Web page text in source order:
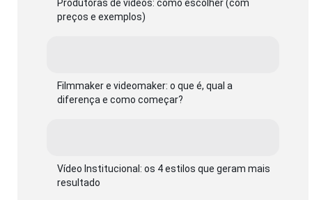
Produtoras de vídeos: como escolher (com
preços e exemplos)
Filmmaker e videomaker: o que é, qual a
diferença e como começar?
Vídeo Institucional: os 4 estilos que geram mais
resultado